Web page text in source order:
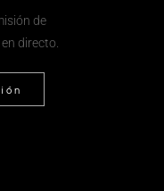
de
directo.